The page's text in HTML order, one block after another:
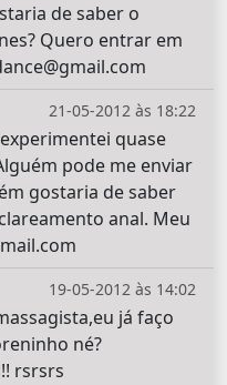
de saber o
Quero entrar em
21-05-2012 às 18:22
quase
pode me enviar
gostaria de saber
anal. Meu
19-05-2012 às 14:02
já faço
né?
rsrsrs